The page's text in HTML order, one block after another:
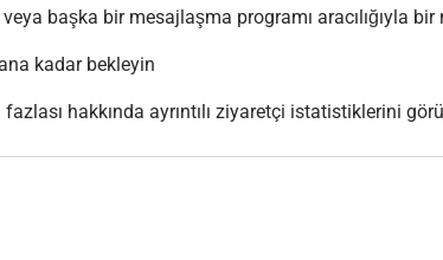
başka bir mesajlaşma programı aracılığıyla
kadar bekleyin
fazlası hakkında ayrıntılı ziyaretçi istatistiklerini